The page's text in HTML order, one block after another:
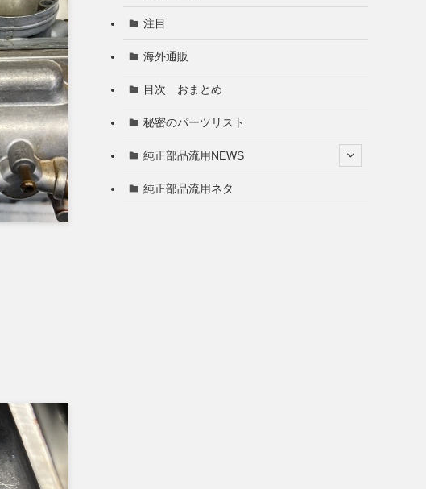
注目
海外通販
目次 おまとめ
秘密のパーツリスト
純正部品流用NEWS
純正部品流用ネタ